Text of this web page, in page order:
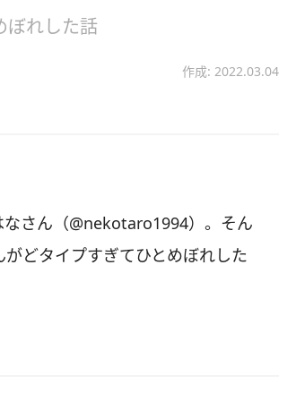
ぼれした話
作成: 2022.03.04
さん（@nekotaro1994）。そん
どタイプすぎてひとめぼれした